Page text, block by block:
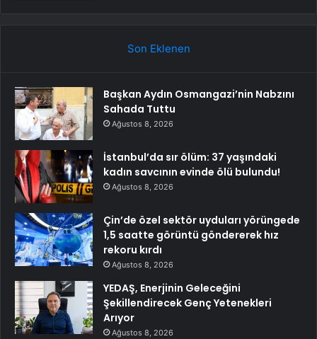
Son Eklenen
Başkan Aydın Osmangazi’nin Nabzını
Sahada Tuttu
Ağustos 8, 2026
İstanbul’da sır ölüm: 37 yaşındaki
kadın savcının evinde ölü bulundu!
Ağustos 8, 2026
Çin’de özel sektör uyduları yörüngede
1,5 saatte görüntü göndererek hız
rekoru kırdı
Ağustos 8, 2026
YEDAŞ, Enerjinin Geleceğini
Şekillendirecek Genç Yetenekleri
Arıyor
Ağustos 8, 2026